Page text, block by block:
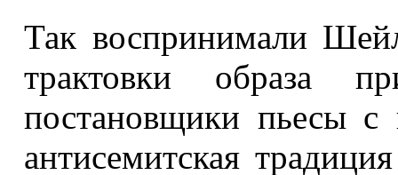
Так воспринимали
трактовки образа
постановщики пьесы
антисемитская